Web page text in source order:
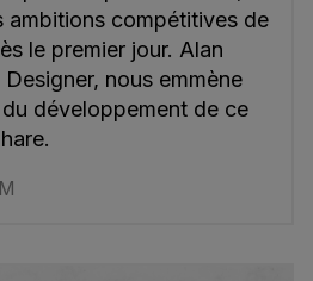
ambitions compétitives de
le premier jour. Alan
nous emmène
développement de ce